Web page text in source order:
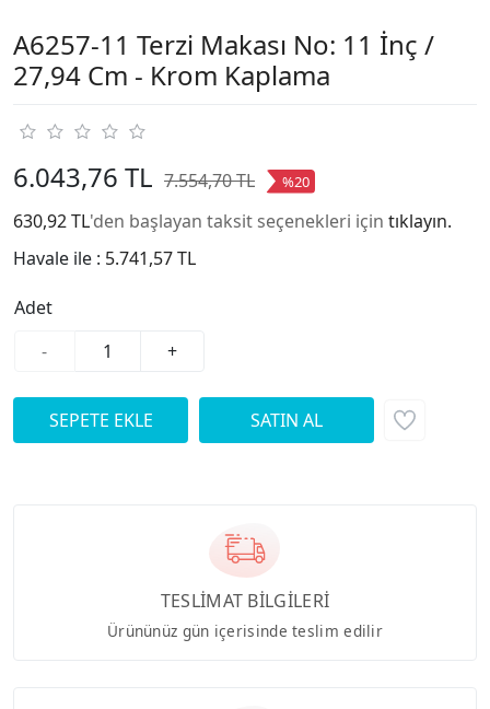
A6257-11 Terzi Makası No: 11 İnç /
27,94 Cm - Krom Kaplama
6.043,76 TL 7.554,70 TL %20
630,92 TL'den başlayan taksit seçenekleri için tıklayın.
Havale ile : 5.741,57 TL
Adet
-
+
TESLİMAT BİLGİLERİ
Ürününüz gün içerisinde teslim edilir